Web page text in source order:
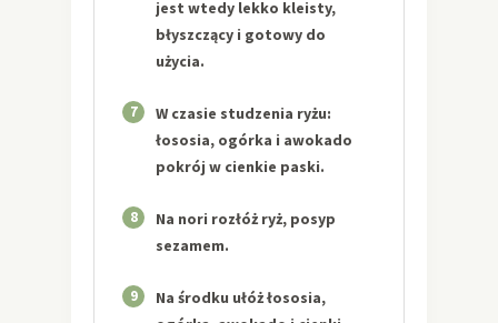
jest wtedy lekko kleisty,
błyszczący i gotowy do
użycia.
7
W czasie studzenia ryżu:
łososia, ogórka i awokado
pokrój w cienkie paski.
8
Na nori rozłóż ryż, posyp
sezamem.
9
Na środku ułóż łososia,